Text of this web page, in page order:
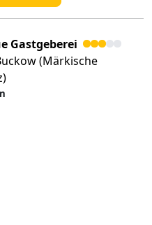
Gastgeberei
(Märkische